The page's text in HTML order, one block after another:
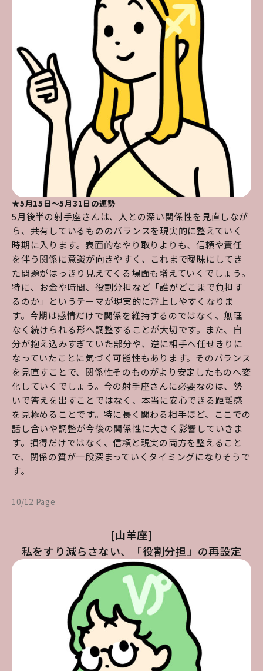
★5月15日～5月31日の運勢
5月後半の射手座さんは、人との深い関係性を見直しなが
ら、共有しているもののバランスを現実的に整えていく
時期に入ります。表面的なやり取りよりも、信頼や責任
を伴う関係に意識が向きやすく、これまで曖昧にしてき
た問題がはっきり見えてくる場面も増えていくでしょう。
特に、お金や時間、役割分担など「誰がどこまで負担す
るのか」というテーマが現実的に浮上しやすくなりま
す。今期は感情だけで関係を維持するのではなく、無理
なく続けられる形へ調整することが大切です。また、自
分が抱え込みすぎていた部分や、逆に相手へ任せきりに
なっていたことに気づく可能性もあります。そのバランス
を見直すことで、関係性そのものがより安定したものへ変
化していくでしょう。今の射手座さんに必要なのは、勢
いで答えを出すことではなく、本当に安心できる距離感
を見極めることです。特に長く関わる相手ほど、ここでの
話し合いや調整が今後の関係性に大きく影響していきま
す。損得だけではなく、信頼と現実の両方を整えること
で、関係の質が一段深まっていくタイミングになりそうで
す。
10/12 Page
[山羊座]
私をすり減らさない、「役割分担」の再設定